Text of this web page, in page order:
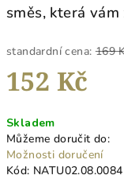
směs, která
standardní cena: 169
152 Kč
cena:
Skladem
Můžeme doručit do:
Možnosti doručení
Kód: NATU02.08.0084